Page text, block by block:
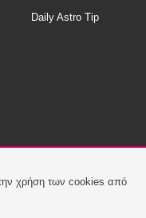
Daily Astro Tip
την χρήση των cookies από